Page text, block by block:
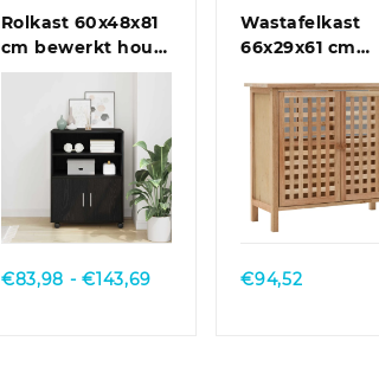
Rolkast 60x48x81
cm bewerkt hout
oud houtkleurig
Quick View
€83,98 - €143,69 Prijsklasse:
Wastafelkast
66x29x61 cm
walnotenhout
Quick View
€94,52